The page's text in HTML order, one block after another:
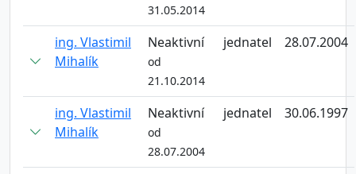
31.05.2014
ing. Vlastimil
Mihalík
Neaktivní
od
21.10.2014
jednatel 28.07.2004
ing. Vlastimil
Mihalík
Neaktivní
od
28.07.2004
jednatel 30.06.1997